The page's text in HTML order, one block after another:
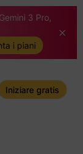
3 Pro,
i piani
Iniziare gratis